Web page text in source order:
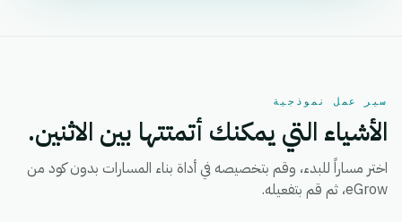
سير عمل نموذجية
الأشياء التي يمكنك أتمتتها بين الاثنين.
اختر مساراً للبدء، وقم بتخصيصه في أداة بناء المسارات بدون كود من
eGrow، ثم قم بتفعيله.